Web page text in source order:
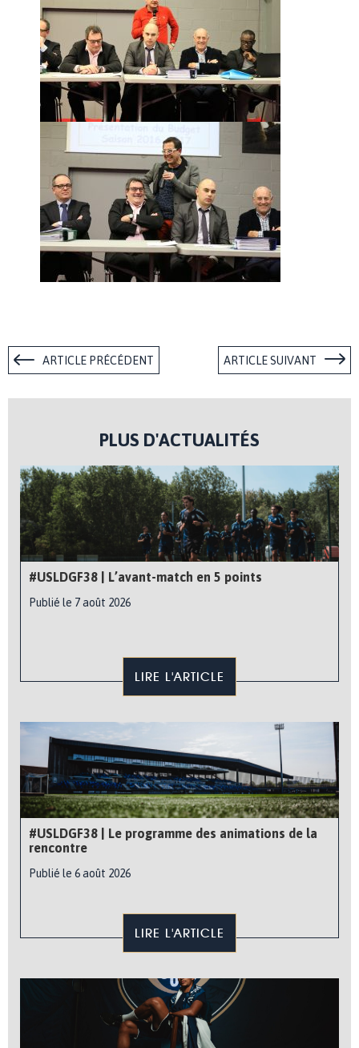
ARTICLE PRÉCÉDENT ARTICLE SUIVANT
PLUS D'ACTUALITÉS
#USLDGF38 | L’avant-match en 5 points
Publié le 7 août 2026
LIRE L'ARTICLE
#USLDGF38 | Le programme des animations de la
rencontre
Publié le 6 août 2026
LIRE L'ARTICLE